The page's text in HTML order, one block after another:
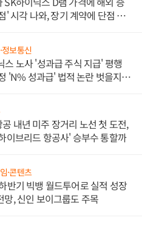
' 시각 나와, 장기 계약에 단점 부
정보통신
스 노사 '성과급 주식 지급' 평행
'N% 성과급' 법적 논란 벗을지 주
내년 미주 장거리 노선 첫 도전,
이브리드 항공사' 승부수 통할까
·콘텐츠
반기 빅뱅 월드투어로 실적 성장
망, 신인 보이그룹도 주목